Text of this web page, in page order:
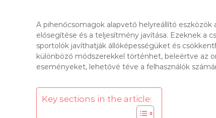
A pihenőcsomagok alapvető helyreállító
elősegítése és a teljesítmény javítása. Ezeknek a
sportolók javíthatják állóképességüket és
különböző módszerekkel történhet, beleértve az
eseményeket, lehetővé téve a felhasználók
Key sections in the article: